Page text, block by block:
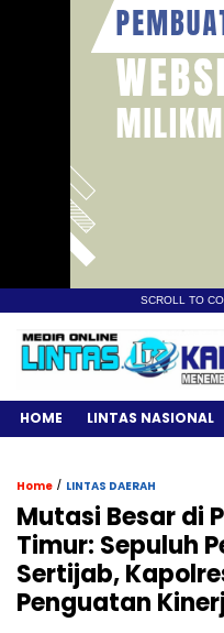
SCROLL TO
HOME LINTAS NASIONAL
Home / LINTAS DAERAH
Mutasi Besar di
Timur: Sepuluh
Sertijab,
Penguatan